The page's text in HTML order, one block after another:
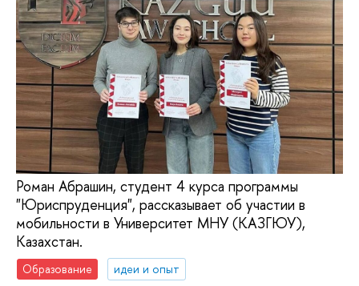
Роман Абрашин, студент 4 курса программы
"Юриспруденция", рассказывает об участии в
мобильности в Университет МНУ (КАЗГЮУ),
Казахстан.
Образование
идеи и опыт